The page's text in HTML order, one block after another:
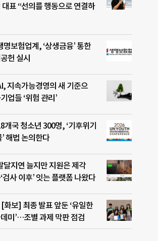
대표 “선의를 행동으로 연결하
명보험업계, ‘상생금융’ 통한
헌 실시
지속가능경영의 새 기준으
업들 ‘위험 관리’
개국 청소년 300명, ‘기후위기
’ 해법 논의한다
달지연 늘지만 지원은 제각
사 이후’ 잇는 플랫폼 나왔다
[화보] 최종 발표 앞둔 ‘유일한
미’…조별 과제 막판 점검